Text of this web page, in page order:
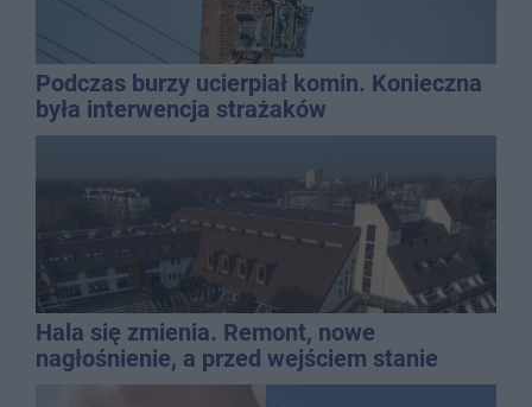
Podczas burzy ucierpiał komin. Konieczna
była interwencja strażaków
Hala się zmienia. Remont, nowe
nagłośnienie, a przed wejściem stanie
QEMETICA ARENA